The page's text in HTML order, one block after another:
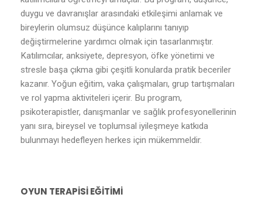
duygu ve davranışlar arasındaki etkileşimi anlamak ve
bireylerin olumsuz düşünce kalıplarını tanıyıp
değiştirmelerine yardımcı olmak için tasarlanmıştır.
Katılımcılar, anksiyete, depresyon, öfke yönetimi ve
stresle başa çıkma gibi çeşitli konularda pratik beceriler
kazanır. Yoğun eğitim, vaka çalışmaları, grup tartışmaları
ve rol yapma aktiviteleri içerir. Bu program,
psikoterapistler, danışmanlar ve sağlık profesyonellerinin
yanı sıra, bireysel ve toplumsal iyileşmeye katkıda
bulunmayı hedefleyen herkes için mükemmeldir.
OYUN TERAPİSİ EĞİTİMİ